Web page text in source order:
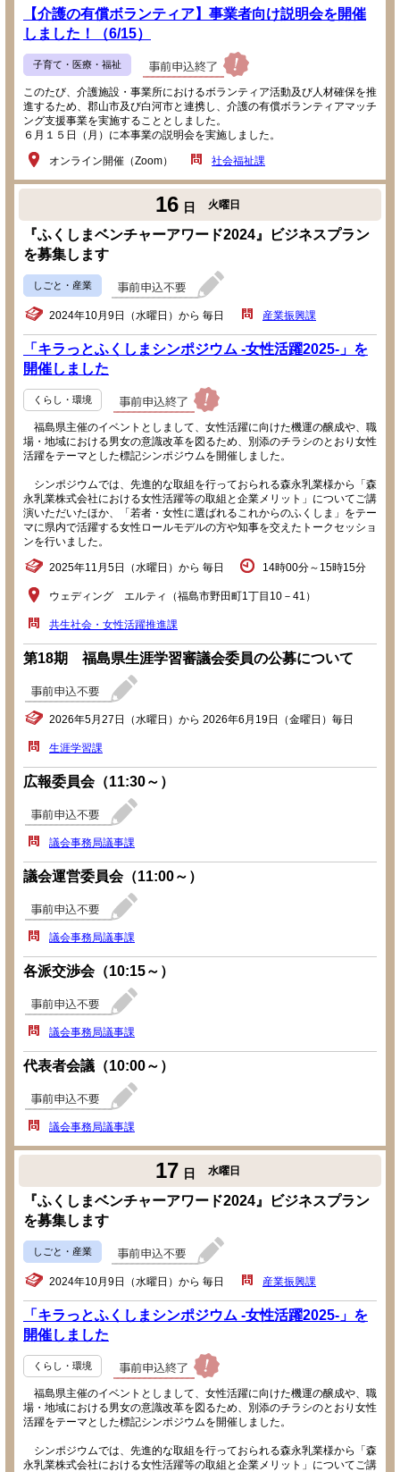
【介護の有償ボランティア】事業者向け説明会を開催
しました！（6/15）
子育て・医療・福祉
このたび、介護施設・事業所におけるボランティア活動及び人材確保を推
進するため、郡山市及び白河市と連携し、介護の有償ボランティアマッチ
ング支援事業を実施することとしました。
６月１５日（月）に本事業の説明会を実施しました。
オンライン開催（Zoom） 社会福祉課
16 日 火曜日
『ふくしまベンチャーアワード2024』ビジネスプラン
を募集します
しごと・産業
2024年10月9日（水曜日）から 毎日 産業振興課
「キラっとふくしまシンポジウム -女性活躍2025-」を
開催しました
くらし・環境
福島県主催のイベントとしまして、女性活躍に向けた機運の醸成や、職
場・地域における男女の意識改革を図るため、別添のチラシのとおり女性
活躍をテーマとした標記シンポジウムを開催しました。
シンポジウムでは、先進的な取組を行っておられる森永乳業様から「森
永乳業株式会社における女性活躍等の取組と企業メリット」についてご講
演いただいたほか、「若者・女性に選ばれるこれからのふくしま」をテー
マに県内で活躍する女性ロールモデルの方や知事を交えたトークセッショ
ンを行いました。
2025年11月5日（水曜日）から 毎日 14時00分～15時15分
ウェディング エルティ（福島市野田町1丁目10－41）
共生社会・女性活躍推進課
第18期 福島県生涯学習審議会委員の公募について
2026年5月27日（水曜日）から 2026年6月19日（金曜日）毎日
生涯学習課
広報委員会（11:30～）
議会事務局議事課
議会運営委員会（11:00～）
議会事務局議事課
各派交渉会（10:15～）
議会事務局議事課
代表者会議（10:00～）
議会事務局議事課
17 日 水曜日
『ふくしまベンチャーアワード2024』ビジネスプラン
を募集します
しごと・産業
2024年10月9日（水曜日）から 毎日 産業振興課
「キラっとふくしまシンポジウム -女性活躍2025-」を
開催しました
くらし・環境
福島県主催のイベントとしまして、女性活躍に向けた機運の醸成や、職
場・地域における男女の意識改革を図るため、別添のチラシのとおり女性
活躍をテーマとした標記シンポジウムを開催しました。
シンポジウムでは、先進的な取組を行っておられる森永乳業様から「森
永乳業株式会社における女性活躍等の取組と企業メリット」についてご講